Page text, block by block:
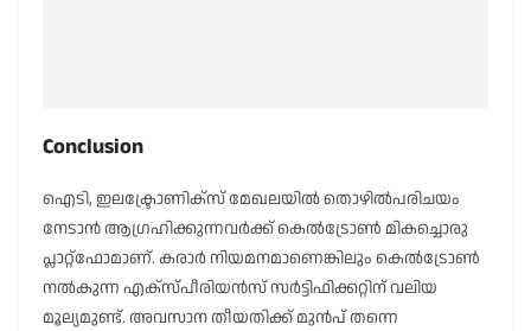
Conclusion
ഐടി, ഇലക്ട്രോണിക്സ് മേഖലയിൽ തൊഴിൽപരിചയം
നേടാൻ ആഗ്രഹിക്കുന്നവർക്ക് കെൽട്രോൺ മികച്ചൊരു
പ്ലാറ്റ്‌ഫോമാണ്. കരാർ നിയമനമാണെങ്കിലും കെൽട്രോൺ
നൽകുന്ന എക്സ്പീരിയൻസ് സർട്ടിഫിക്കറ്റിന് വലിയ
മൂല്യമുണ്ട്. അവസാന തീയതിക്ക് മുൻപ് തന്നെ